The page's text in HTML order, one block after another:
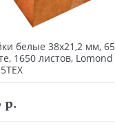
белые 38х21,2 мм,
1650 листов, Lomond
р.